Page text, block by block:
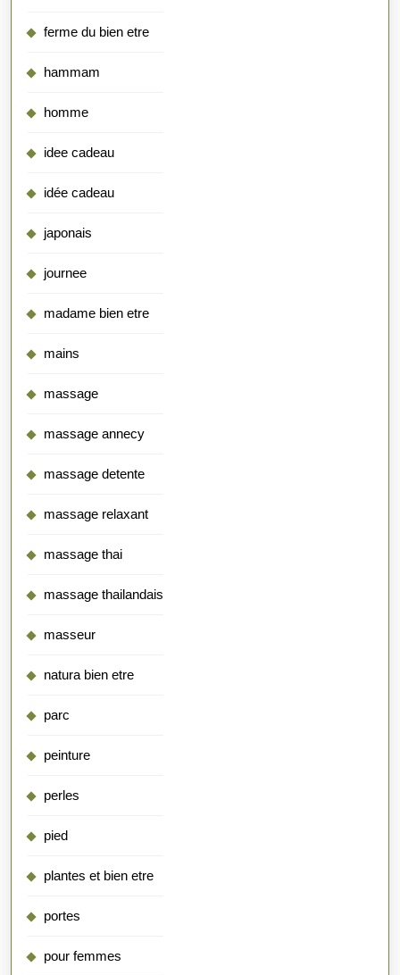
ferme du bien etre
hammam
homme
idee cadeau
idée cadeau
japonais
journee
madame bien etre
mains
massage
massage annecy
massage detente
massage relaxant
massage thai
massage thailandais
masseur
natura bien etre
parc
peinture
perles
pied
plantes et bien etre
portes
pour femmes